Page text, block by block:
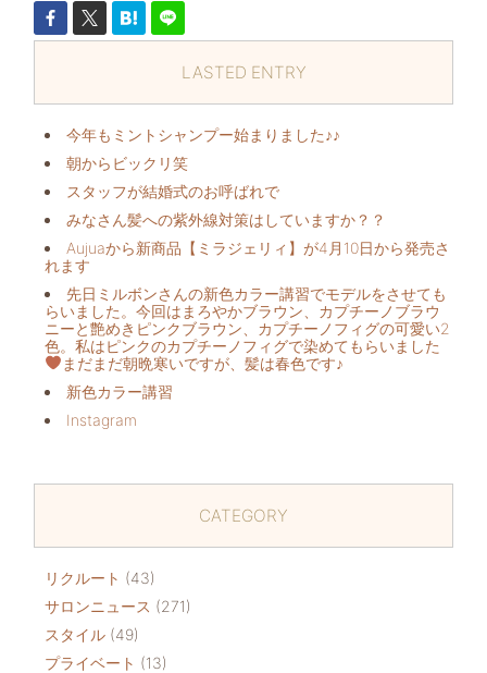
LASTED ENTRY
今年もミントシャンプー始まりました♪♪
朝からビックリ️笑
スタッフが結婚式のお呼ばれで
みなさん髪への紫外線対策はしていますか？？
Aujuaから新商品【ミラジェリィ】が4月10日から発売さ
れます
先日ミルボンさんの新色カラー講習でモデルをさせても
らいました。今回はまろやかブラウン、カプチーノブラウ
ニーと艶めきピンクブラウン、カプチーノフィグの可愛い2
色。私はピンクのカプチーノフィグで染めてもらいました
まだまだ朝晩寒いですが、髪は春色です♪
新色カラー講習
Instagram
CATEGORY
リクルート (43)
サロンニュース (271)
スタイル (49)
プライベート (13)